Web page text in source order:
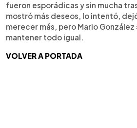
fueron esporádicas y sin mucha
mostró más deseos, lo intentó,
merecer más, pero Mario
mantener todo igual.
VOLVER A PORTADA